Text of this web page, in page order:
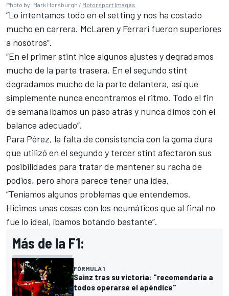
Photo by: Mark Horsburgh / Motorsport Images
“Lo intentamos todo en el setting y nos ha costado
mucho en carrera. McLaren y Ferrari fueron superiores
a nosotros”.
“En el primer stint hice algunos ajustes y degradamos
mucho de la parte trasera. En el segundo stint
degradamos mucho de la parte delantera, así que
simplemente nunca encontramos el ritmo. Todo el fin
de semana íbamos un paso atrás y nunca dimos con el
balance adecuado”.
Para Pérez, la falta de consistencia con la goma dura
que utilizó en el segundo y tercer stint afectaron sus
posibilidades para tratar de mantener su racha de
podios, pero ahora parece tener una idea.
“Teníamos algunos problemas que entendemos.
Hicimos unas cosas con los neumáticos que al final no
fue lo ideal, íbamos botando bastante”.
Más de la F1:
FÓRMULA 1
Sainz tras su victoria: "recomendaría a
todos operarse el apéndice"